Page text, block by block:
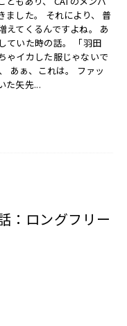
ました。 それにより、 普
えてくるんですよね。 あ
ていた時の話。 「羽田
ゃイカした服じゃないで
あぁ、これは。 ファッ
た矢先...
：ロングフリー